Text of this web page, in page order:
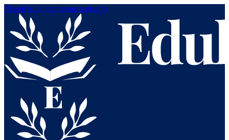
Перейти до основного вмісту